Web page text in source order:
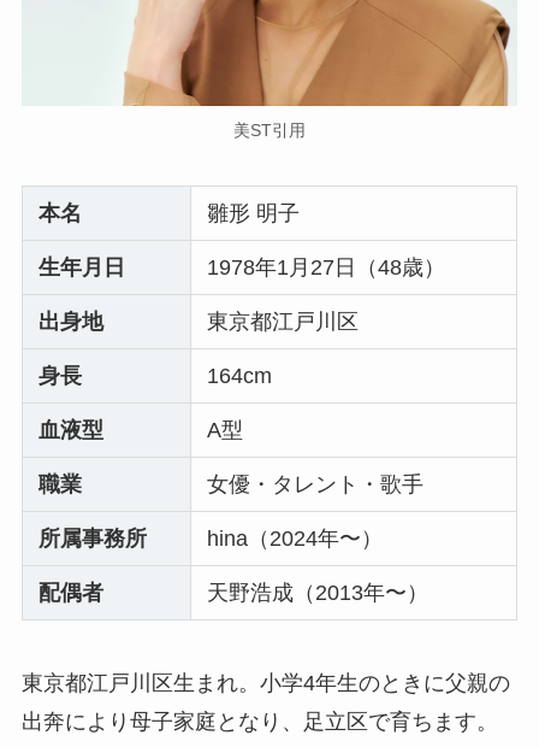
美ST引用
本名 雛形 明子
生年月日 1978年1月27日（48歳）
出身地 東京都江戸川区
身長 164cm
血液型 A型
職業 女優・タレント・歌手
所属事務所 hina（2024年〜）
配偶者 天野浩成（2013年〜）
東京都江戸川区生まれ。小学4年生のときに父親の
出奔により母子家庭となり、足立区で育ちます。